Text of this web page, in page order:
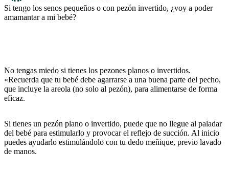
Si tengo los senos pequeños o con pezón invertido, ¿voy a poder
amamantar a mi bebé?
No tengas miedo si tienes los pezones planos o invertidos.
«Recuerda que tu bebé debe agarrarse a una buena parte del pecho,
que incluye la areola (no solo al pezón), para alimentarse de forma
eficaz.
Si tienes un pezón plano o invertido, puede que no llegue al paladar
del bebé para estimularlo y provocar el reflejo de succión. Al inicio
puedes ayudarlo estimulándolo con tu dedo meñique, previo lavado
de manos.